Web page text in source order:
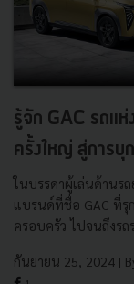
รู้จัก GAC รถแห่
ครั้งใหญ่ สู่การบุ
ในบรรดาผู้เล่นด้านร
แบรนด์ที่ชื่อ GAC ที่รุ
ครอบครัว ไปจนถึงรถ
กันยายน 25, 2024 |